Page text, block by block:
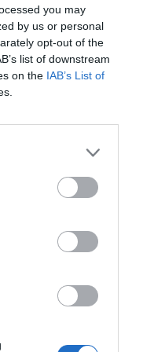
you may
by us or personal
opt-out of the
list of downstream
on the IAB’s List of
7 Αυγούστου 2026 04:48
Mυστήριο
θανάτου της
είχαν βρει
από το